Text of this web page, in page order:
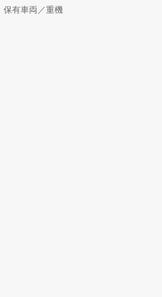
保有車両／重機